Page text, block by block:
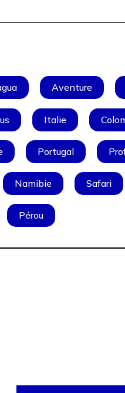
Aventure
Italie
Portugal
Namibie Safari
Pérou